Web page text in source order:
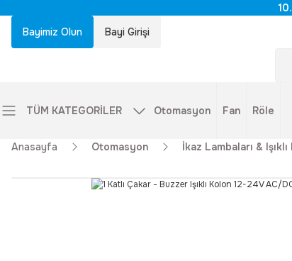
Bayimiz Olun
Bayi Girişi
TÜM KATEGORİLER Otomasyon Fan Röle
Anasayfa Otomasyon İkaz Lambaları &